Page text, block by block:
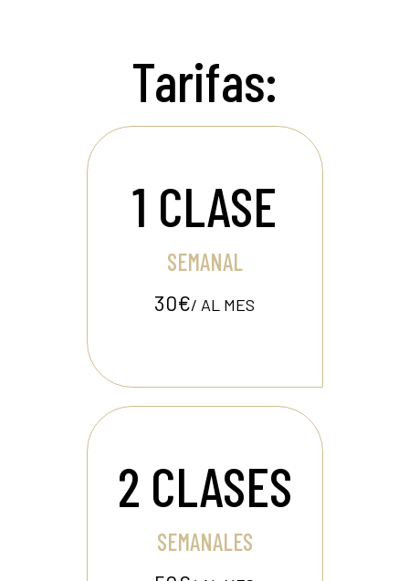
Tarifas:
1 CLASE
SEMANAL
30€/ AL MES
2 CLASES
SEMANALES